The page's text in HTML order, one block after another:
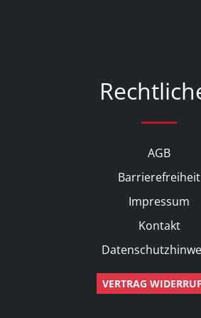
AGB
Barrierefreiheit
Impressum
Kontakt
VERTRAG